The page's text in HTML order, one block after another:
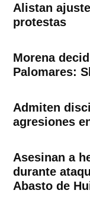
Alistan
protestas
Morena
Palomares:
Admiten
agresiones
Asesinan a
durante
Abasto de